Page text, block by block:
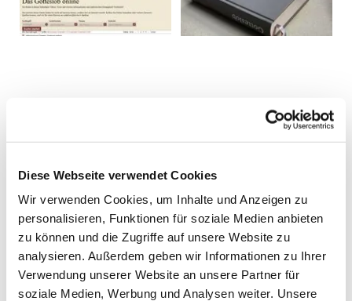
Diese Webseite verwendet Cookies
Wir verwenden Cookies, um Inhalte und Anzeigen zu
personalisieren, Funktionen für soziale Medien anbieten
zu können und die Zugriffe auf unsere Website zu
analysieren. Außerdem geben wir Informationen zu Ihrer
Verwendung unserer Website an unsere Partner für
soziale Medien, Werbung und Analysen weiter. Unsere